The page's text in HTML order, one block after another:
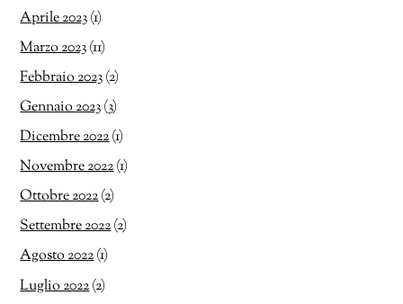
Aprile 2023(1)
Marzo 2023(11)
Febbraio 2023(2)
Gennaio 2023(3)
Dicembre 2022(1)
Novembre 2022(1)
Ottobre 2022(2)
Settembre 2022(2)
Agosto 2022(1)
Luglio 2022(2)